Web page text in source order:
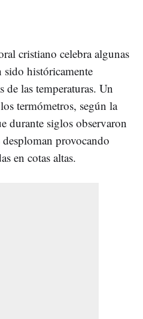
cristiano celebra algunas
sido históricamente
de las temperaturas. Un
termómetros, según la
durante siglos observaron
provocando
en cotas altas.